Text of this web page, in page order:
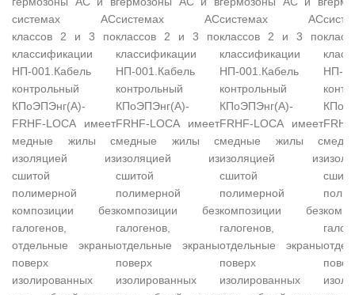
системах АС
классов 2 и 3 по
классификации
НП-001.Кабель
контрольный
КПоЭПЭнг(А)-
FRHF-LOCA имеет
медные жилы с
изоляцией из
сшитой
полимерной
композиции без
галогенов,
отдельные экраны
поверх
изолированных
системах АС
классов 2 и 3 по
классификации
НП-001.Кабель
контрольный
КПоЭПЭнг(А)-
FRHF-LOCA имеет
медные жилы с
изоляцией из
сшитой
полимерной
композиции без
галогенов,
отдельные экраны
поверх
изолированных
системах АС
классов 2 и 3 по
классификации
НП-001.Кабель
контрольный
КПоЭПЭнг(А)-
FRHF-LOCA имеет
медные жилы с
изоляцией из
сшитой
полимерной
композиции без
галогенов,
отдельные экраны
поверх
изолированных
НП-